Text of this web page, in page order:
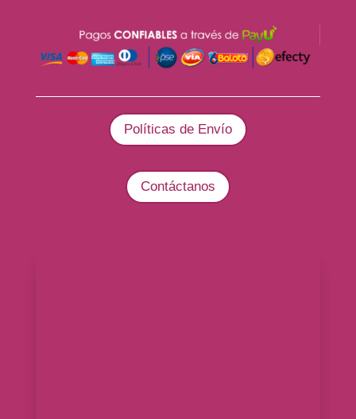
Políticas de Envío
Contáctanos